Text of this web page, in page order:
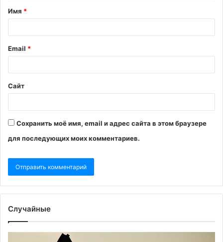
Имя *
Email *
Сайт
Сохранить моё имя, email и адрес сайта в этом браузере
для последующих моих комментариев.
Случайные